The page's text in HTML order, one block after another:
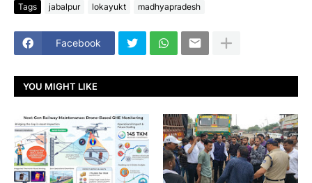
Tags jabalpur lokayukt madhyapradesh
Facebook
YOU MIGHT LIKE